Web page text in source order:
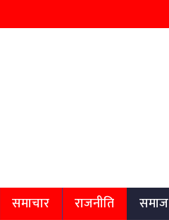
समाचार राजनीति समाज